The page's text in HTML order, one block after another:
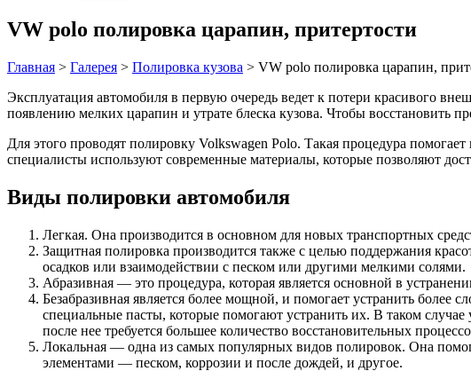
VW polo полировка царапин, притертости
Главная > Галерея > Полировка кузова > VW polo полировка царапин,
Эксплуатация автомобиля в первую очередь ведет к потери красивого
появлению мелких царапин и утрате блеска кузова. Чтобы
Для этого проводят полировку Volkswagen Polo. Такая процедура
специалисты используют современные материалы, которые позволяют
Виды полировки автомобиля
Легкая. Она производится в основном для новых транспортных
Защитная полировка производится также с целью поддержания
осадков или взаимодействии с песком или другими мелкими солями.
Абразивная — это процедура, которая является основной в
Безабразивная является более мощной, и помогает устранить
специальные пасты, которые помогают устранить их. В таком
после нее требуется большее количество восстановительных
Локальная — одна из самых популярных видов полировок. Она
элементами — песком, коррозии и после дождей, и другое.